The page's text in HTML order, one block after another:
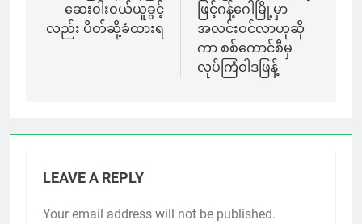
ဆေးဝါးဝယ်ယူခွင့်
လည်း ပိတ်ဆို့ခံထားရ
ဖြင့်ဂန့်ဂေါမြို့မှာ
အလင်းဝင်လာဟုဆို
ကာ စစ်ကောင်စီမှ
လုပ်ကြံဝါဒဖြန့်
LEAVE A REPLY
Your email address will not be published.